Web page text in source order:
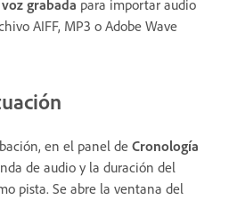
grabada para importar audio
AIFF, MP3 o Adobe Wave
en el panel de Cronología
de audio y la duración del
pista. Se abre la ventana del